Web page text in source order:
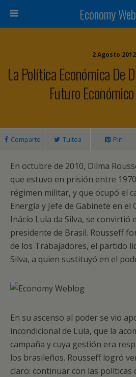
Economy
2 Agosto 2012
La Política Económica De
Futuro
Comparte Tuitea Pin
En octubre de 2010, Dilma
que estuvo en prisión entre
régimen militar, y que ocupó el
Energía y Jefe de Gabinete en el
Inácio Lula da Silva, se
presidente de Brasil. Rousseff
de los Trabajadores, el partido
Silva, a quien sustituyó en el
En su ascenso al poder se vio
incondicional de Lula, que la
campaña y cuya gestión era
los brasileños. Rousseff logró
claro: continuar con las políticas